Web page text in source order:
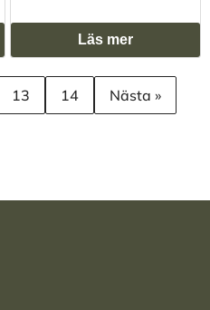
Läs mer
13 14 Nästa »